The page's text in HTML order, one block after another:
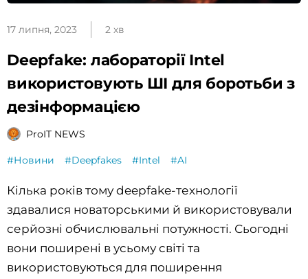
17 липня, 2023 2 хв
Deepfake: лабораторії Intel
використовують ШІ для боротьби з
дезінформацією
ProIT NEWS
#Новини #Deepfakes #Intel #AI
Кілька років тому deepfake-технології
здавалися новаторськими й використовували
серйозні обчислювальні потужності. Сьогодні
вони поширені в усьому світі та
використовуються для поширення